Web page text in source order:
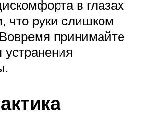
в глазах
что руки слишком
принимайте